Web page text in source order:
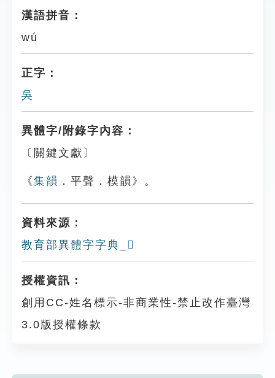
漢語拼音：
wú
正字：
吳
異體字/附錄字內容：
〔關鍵文獻〕
《集韻 ．平聲．模韻》。
資料來源：
教育部異體字字典_𡗿
授權資訊：
創用CC-姓名標示-非商業性-禁止改作臺灣
3.0版授權條款